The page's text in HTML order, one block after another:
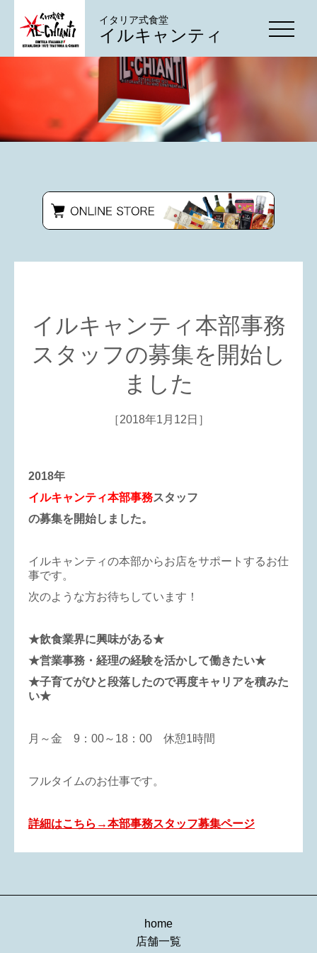
イタリア式食堂
イルキャンティ
イルキャンティ本部事務
スタッフの募集を開始し
ました
［2018年1月12日］
2018年
イルキャンティ本部事務スタッフ
の募集を開始しました。
イルキャンティの本部からお店をサポートするお仕
事です。
次のような方お待ちしています！
★飲食業界に興味がある★
★営業事務・経理の経験を活かして働きたい★
★子育てがひと段落したので再度キャリアを積みた
い★
月～金 9：00～18：00 休憩1時間
フルタイムのお仕事です。
詳細はこちら→本部事務スタッフ募集ページ
home
店舗一覧